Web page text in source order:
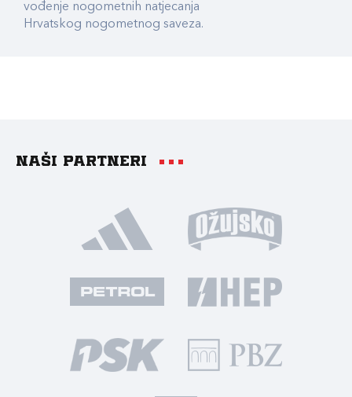
vođenje nogometnih natjecanja
Hrvatskog nogometnog saveza.
Naši partneri